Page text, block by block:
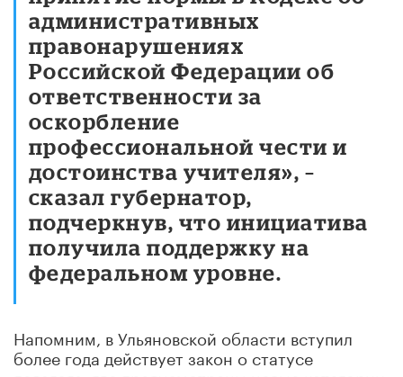
административных
правонарушениях
Российской Федерации об
ответственности за
оскорбление
профессиональной чести и
достоинства учителя», –
сказал губернатор,
подчеркнув, что инициатива
получила поддержку на
федеральном уровне.
Напомним, в Ульяновской области вступил
более года действует закон о статусе